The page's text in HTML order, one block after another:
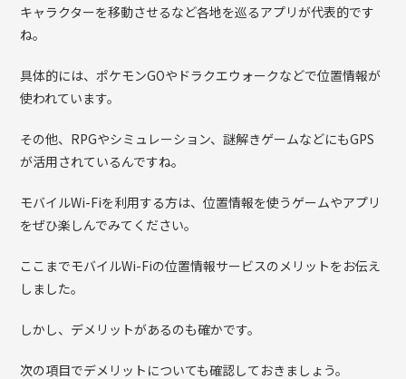
キャラクターを移動させるなど各地を巡るアプリが代表的です
ね。
具体的には、ポケモンGOやドラクエウォークなどで位置情報が
使われています。
その他、RPGやシミュレーション、謎解きゲームなどにもGPS
が活用されているんですね。
モバイルWi-Fiを利用する方は、位置情報を使うゲームやアプリ
をぜひ楽しんでみてください。
ここまでモバイルWi-Fiの位置情報サービスのメリットをお伝え
しました。
しかし、デメリットがあるのも確かです。
次の項目でデメリットについても確認しておきましょう。